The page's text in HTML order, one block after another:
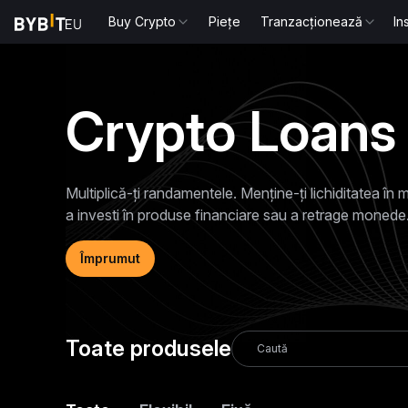
Buy Crypto Piețe Tranzacționează
Crypto Loans
Multiplică-ți randamentele. Menține-ți lichiditatea în
a investi în produse financiare sau a retrage monede.
Împrumut
Toate produsele